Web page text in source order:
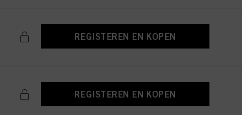
REGISTEREN EN KOPEN
REGISTEREN EN KOPEN